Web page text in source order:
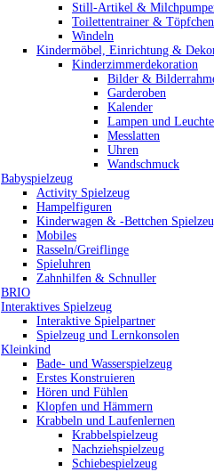
Still-Artikel &
Toilettentrainer & Töpfchen
Windeln
Kindermöbel, Einrichtung &
Kinderzimmerdekoration
Bilder &
Garderoben
Kalender
Lampen und
Messlatten
Uhren
Wandschmuck
Babyspielzeug
Activity Spielzeug
Hampelfiguren
Kinderwagen & -Bettchen
Mobiles
Rasseln/Greiflinge
Spieluhren
Zahnhilfen & Schnuller
BRIO
Interaktives Spielzeug
Interaktive Spielpartner
Spielzeug und Lernkonsolen
Kleinkind
Bade- und Wasserspielzeug
Erstes Konstruieren
Hören und Fühlen
Klopfen und Hämmern
Krabbeln und Laufenlernen
Krabbelspielzeug
Nachziehspielzeug
Schiebespielzeug